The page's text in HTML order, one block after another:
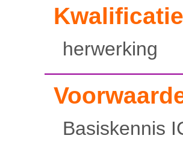
herwerking
Basiskennis